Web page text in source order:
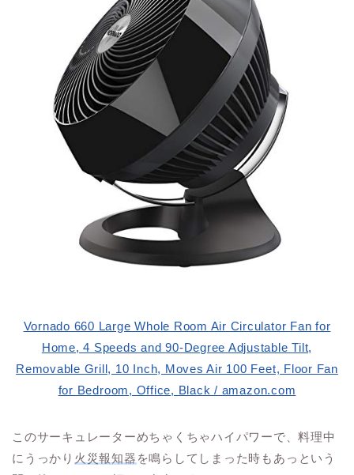
Vornado 660 Large Whole Room Air Circulator Fan for
Home, 4 Speeds and 90-Degree Adjustable Tilt,
Removable Grill, 10 Inch, Moves Air 100 Feet, Floor Fan
for Bedroom, Office, Black / amazon.com
このサーキュレーターめちゃくちゃハイパワーで、料理中
にうっかり 火災報知器 を鳴らしてしまった時もあっという